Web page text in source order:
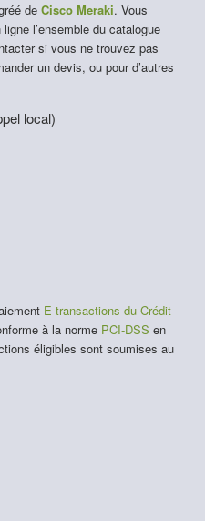
de Cisco Meraki. Vous
l’ensemble du catalogue
si vous ne trouvez pas
un devis, ou pour d’autres
local)
E-transactions du Crédit
à la norme PCI-DSS en
éligibles sont soumises au